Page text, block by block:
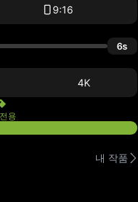
9:16
6s
4K
용
내 작품